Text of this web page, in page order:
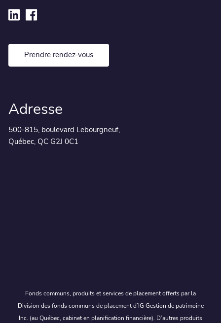
Prendre rendez-vous
Adresse
500-815, boulevard Lebourgneuf,
Québec, QC G2J 0C1
Fonds communs, produits et services de placement offerts par la
Division des fonds communs de placement d’IG Gestion de patrimoine
Inc. (au Québec, cabinet en planification financière). D’autres produits